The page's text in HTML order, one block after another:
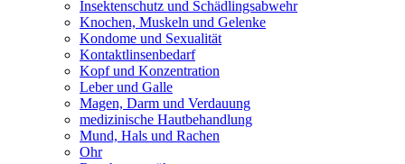
Insektenschutz und Schädlingsabwehr
Knochen, Muskeln und Gelenke
Kondome und Sexualität
Kontaktlinsenbedarf
Kopf und Konzentration
Leber und Galle
Magen, Darm und Verdauung
medizinische Hautbehandlung
Mund, Hals und Rachen
Ohr